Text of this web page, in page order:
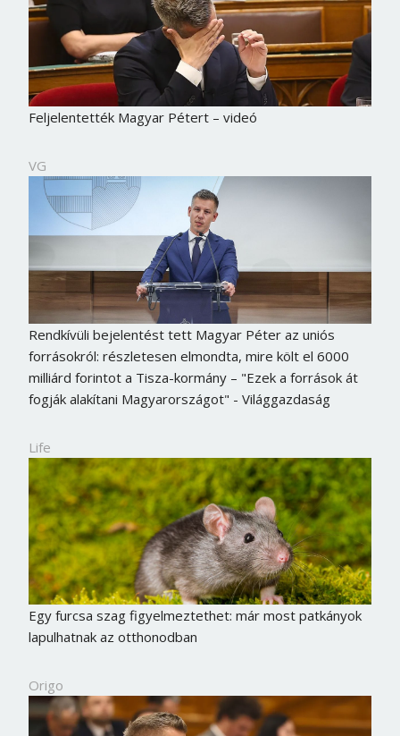
Feljelentették Magyar Pétert – videó
VG
Rendkívüli bejelentést tett Magyar Péter az uniós
forrásokról: részletesen elmondta, mire költ el 6000
milliárd forintot a Tisza-kormány – "Ezek a források át
fogják alakítani Magyarországot" - Világgazdaság
Life
Egy furcsa szag figyelmeztethet: már most patkányok
lapulhatnak az otthonodban
Origo